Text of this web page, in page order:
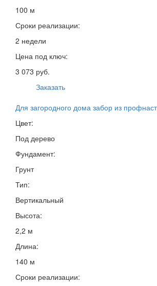
100 м
Сроки реализации:
2 недели
Цена под ключ:
3 073 руб.
Заказать
Для загородного дома забор из
Цвет:
Под дерево
Фундамент:
Грунт
Тип:
Вертикальный
Высота:
2,2 м
Длина:
140 м
Сроки реализации: